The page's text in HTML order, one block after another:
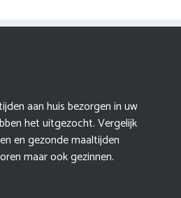
aan huis bezorgen in uw
het uitgezocht. Vergelijk
en gezonde maaltijden
maar ook gezinnen.